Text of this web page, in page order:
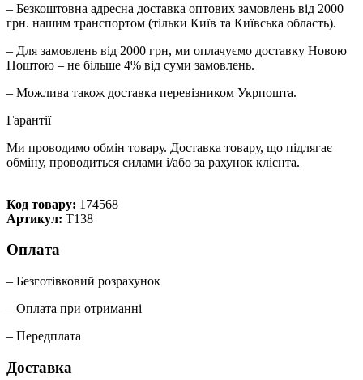
– Безкоштовна адресна доставка оптових замовлень від 2000
грн. нашим транспортом (тільки Київ та Київська область).
– Для замовлень від 2000 грн, ми оплачуємо доставку Новою
Поштою – не більше 4% від суми замовлень.
– Можлива також доставка перевізником Укрпошта.
Гарантії
Ми проводимо обмін товару. Доставка товару, що підлягає
обміну, проводиться силами і/або за рахунок клієнта.
Код товару: 174568
Артикул: Т138
Оплата
– Безготівковий розрахунок
– Оплата при отриманні
– Передплата
Доставка